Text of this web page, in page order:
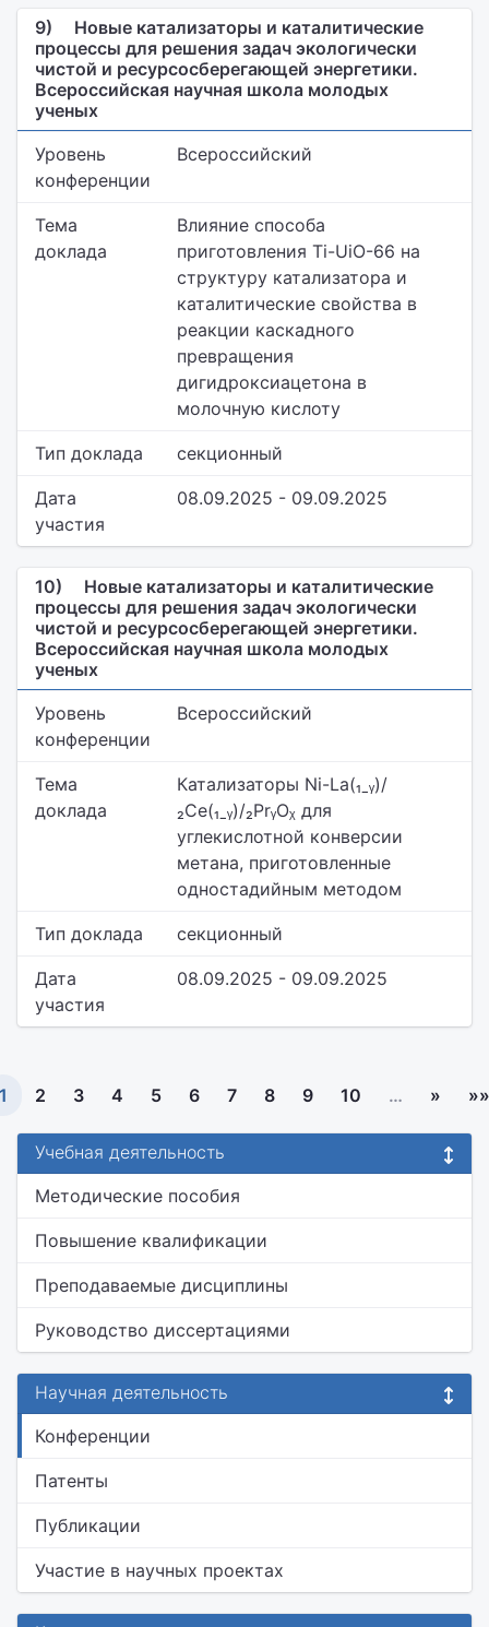
9)
Новые катализаторы и каталитические
процессы для решения задач экологически
чистой и ресурсосберегающей энергетики.
Всероссийская научная школа молодых
ученых
Уровень
конференции
Всероссийский
Тема
доклада
Влияние способа
приготовления Ti-UiO-66 на
структуру катализатора и
каталитические свойства в
реакции каскадного
превращения
дигидроксиацетона в
молочную кислоту
Тип доклада секционный
Дата
участия
08.09.2025 - 09.09.2025
10)
Новые катализаторы и каталитические
процессы для решения задач экологически
чистой и ресурсосберегающей энергетики.
Всероссийская научная школа молодых
ученых
Уровень
конференции
Всероссийский
Тема
доклада
Катализаторы Ni-La(₁ˍᵧ)/
₂Ce(₁ˍᵧ)/₂PrᵧOᵪ для
углекислотной конверсии
метана, приготовленные
одностадийным методом
Тип доклада секционный
Дата
участия
08.09.2025 - 09.09.2025
1 2 3 4 5 6 7 8 9 10 … » »»
Учебная деятельность
Методические пособия
Повышение квалификации
Преподаваемые дисциплины
Руководство диссертациями
Научная деятельность
Конференции
Патенты
Публикации
Участие в научных проектах